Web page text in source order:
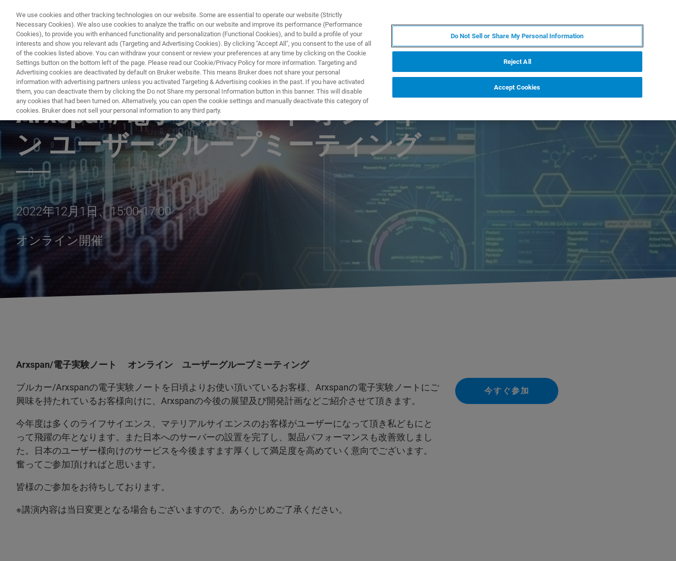
PRODUCTS & SOLUTIONS APPLICATIONS
CONFERENCES & TRADESHOWS
Arxspan/電子実験ノート オンライ
ン ユーザーグループミーティング
2022年12月1日、15:00-17:00
オンライン開催
Arxspan/電子実験ノート オンライン ユーザーグループミーティング
ブルカー/Arxspanの電子実験ノートを日頃よりお使い頂いているお客様、Arxspanの電子実験ノートにご
興味を持たれているお客様向けに、Arxspanの今後の展望及び開発計画などご紹介させて頂きます。
今年度は多くのライフサイエンス、マテリアルサイエンスのお客様がユーザーになって頂き私どもにと
って飛躍の年となります。また日本へのサーバーの設置を完了し、製品パフォーマンスも改善致しまし
た。日本のユーザー様向けのサービスを今後ますます厚くして満足度を高めていく意向でございます。
奮ってご参加頂ければと思います。
皆様のご参加をお待ちしております。
※講演内容は当日変更となる場合もございますので、あらかじめご了承ください。
今すぐ参加
We use cookies and other tracking technologies on our website. Some are essential to operate our website (Strictly
Necessary Cookies). We also use cookies to analyze the traffic on our website and improve its performance (Performance
Cookies), to provide you with enhanced functionality and personalization (Functional Cookies), and to build a profile of your
interests and show you relevant ads (Targeting and Advertising Cookies). By clicking "Accept All", you consent to the use of all
of the cookies listed above. You can withdraw your consent or review your preferences at any time by clicking on the Cookie
Settings button on the bottom left of the page. Please read our Cookie/Privacy Policy for more information. Targeting and
Advertising cookies are deactivated by default on Bruker website. This means Bruker does not share your personal
information with advertising partners unless you activated Targeting & Advertising cookies in the past. If you have activated
them, you can deactivate them by clicking the Do not Share my personal Information button in this banner. This will disable
any cookies that had been turned on. Alternatively, you can open the cookie settings and manually deactivate this category of
cookies. Bruker does not sell your personal information to any third party.
Do Not Sell or Share My Personal Information
Reject All
Accept Cookies